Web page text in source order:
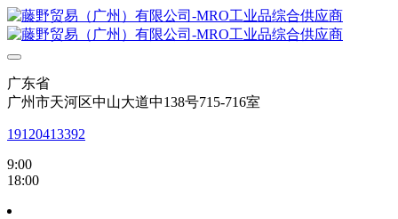
广东省
广州市天河区中山大道中138号715-716室
19120413392
9:00
18:00